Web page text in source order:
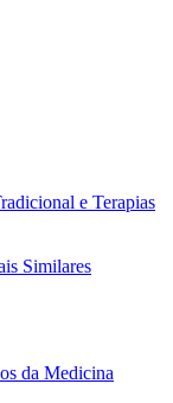
e Terapias
Similares
da Medicina